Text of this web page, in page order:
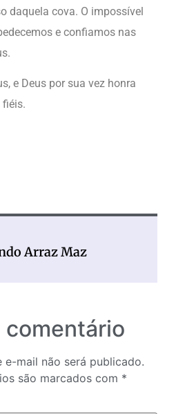
daquela cova. O impossível
e confiamos nas
e Deus por sua vez honra
fiéis.
Arraz Maz
comentário
e-mail não será publicado.
são marcados com *